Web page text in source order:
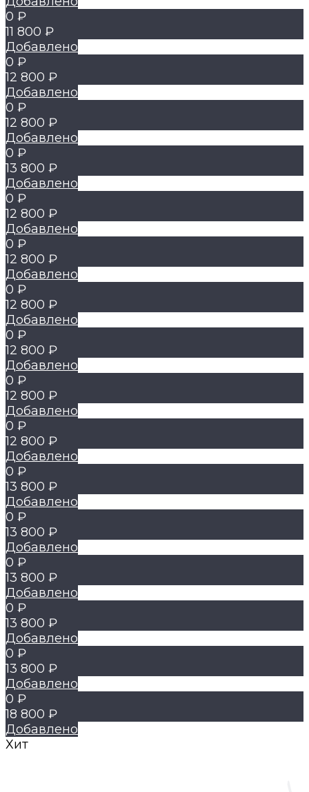
0 ₽
11 800 ₽
Добавлено
0 ₽
12 800 ₽
Добавлено
0 ₽
12 800 ₽
Добавлено
0 ₽
13 800 ₽
Добавлено
0 ₽
12 800 ₽
Добавлено
0 ₽
12 800 ₽
Добавлено
0 ₽
12 800 ₽
Добавлено
0 ₽
12 800 ₽
Добавлено
0 ₽
12 800 ₽
Добавлено
0 ₽
12 800 ₽
Добавлено
0 ₽
13 800 ₽
Добавлено
0 ₽
13 800 ₽
Добавлено
0 ₽
13 800 ₽
Добавлено
0 ₽
13 800 ₽
Добавлено
0 ₽
13 800 ₽
Добавлено
0 ₽
18 800 ₽
Добавлено
Хит